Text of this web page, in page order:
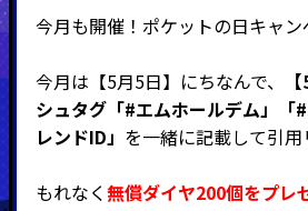
今月も開催！ポケットの日キャン
今月は【5月5日】にちなんで、
シュタグ「#エムホールデム」「
レンドID」 を一緒に記載して引
もれなく 無償ダイヤ200個をプレ